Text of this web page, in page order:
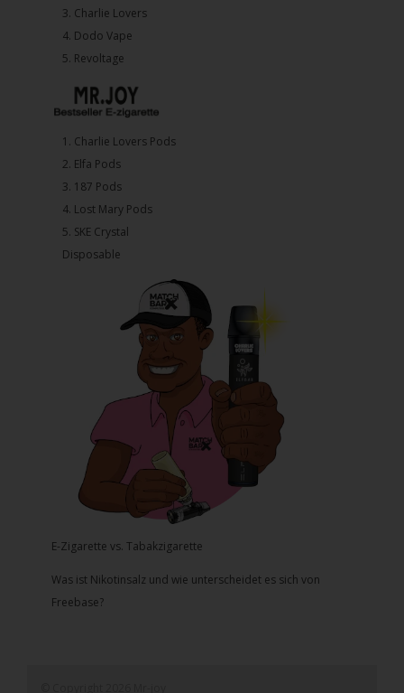
3.⁠ ⁠⁠Charlie Lovers
4.⁠ ⁠⁠Dodo Vape
5. ⁠Revoltage
1.⁠ ⁠Charlie Lovers Pods
2.⁠ ⁠⁠Elfa Pods
3.⁠ ⁠⁠187 Pods
4.⁠ ⁠⁠Lost Mary Pods
5.⁠ ⁠⁠SKE Crystal
Disposable
E-Zigarette vs. Tabakzigarette
Was ist Nikotinsalz und wie unterscheidet es sich von
Freebase?